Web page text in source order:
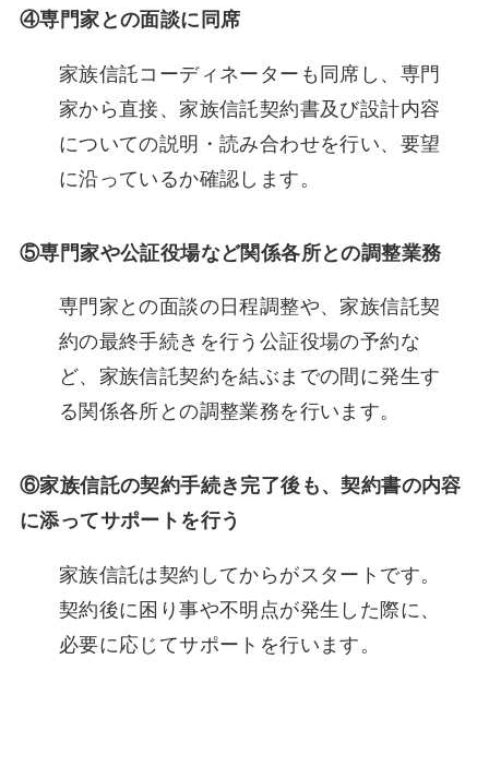
④専門家との面談に同席
家族信託コーディネーターも同席し、専門
家から直接、家族信託契約書及び設計内容
についての説明・読み合わせを行い、要望
に沿っているか確認します。
⑤専門家や公証役場など関係各所との調整業務
専門家との面談の日程調整や、家族信託契
約の最終手続きを行う公証役場の予約な
ど、家族信託契約を結ぶまでの間に発生す
る関係各所との調整業務を行います。
⑥家族信託の契約手続き完了後も、契約書の内容
に添ってサポートを行う
家族信託は契約してからがスタートです。
契約後に困り事や不明点が発生した際に、
必要に応じてサポートを行います。